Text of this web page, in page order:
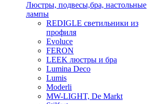
Люстры, подвесы,бра, настольные
лампы
REDIGLE светильники из
профиля
Evoluce
FERON
LEEK люстры и бра
Lumina Deco
Lumis
Moderli
MW-LIGHT, De Markt